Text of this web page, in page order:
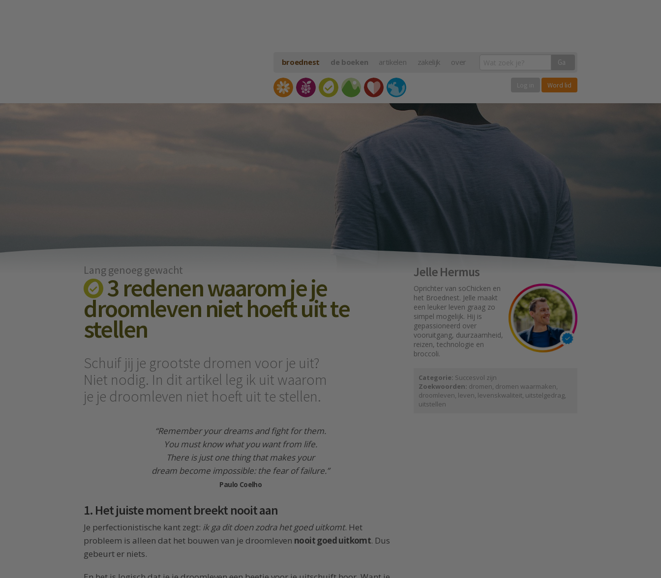
broednest de boeken artikelen zakelijk over Ga
Word lid
Lang genoeg gewacht
3 redenen waarom je je
droomleven niet hoeft uit te
stellen
Schuif jij je grootste dromen voor je uit?
Niet nodig. In dit artikel leg ik uit waarom
je je droomleven niet hoeft uit te stellen.
“Remember your dreams and fight for them.
You must know what you want from life.
There is just one thing that makes your
dream become impossible: the fear of failure.”
Paulo Coelho
1. Het juiste moment breekt nooit aan
Je perfectionistische kant zegt: ik ga dit doen zodra het goed uitkomt. Het
probleem is alleen dat het bouwen van je droomleven nooit goed uitkomt. Dus
gebeurt er niets.
Jelle Hermus
Oprichter van soChicken en
het Broednest. Jelle maakt
een leuker leven graag zo
simpel mogelijk. Hij is
gepassioneerd over
vooruitgang, duurzaamheid,
reizen, technologie en
broccoli.
Categorie: Succesvol zijn
Zoekwoorden: dromen, dromen waarmaken,
droomleven, leven, levenskwaliteit, uitstelgedrag,
uitstellen